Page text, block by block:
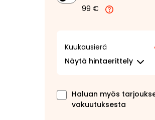
99 €
Kuukausierä
Näytä hintaerittely
Haluan myös
vakuutuksesta